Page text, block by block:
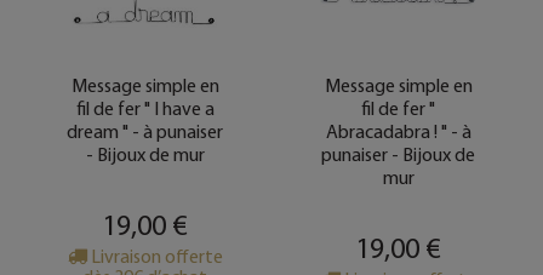
Message simple en
fil de fer " I have a
dream " - à punaiser
- Bijoux de mur
19,00 €
Livraison offerte
Message simple en
fil de fer "
Abracadabra ! " - à
punaiser - Bijoux de
mur
19,00 €